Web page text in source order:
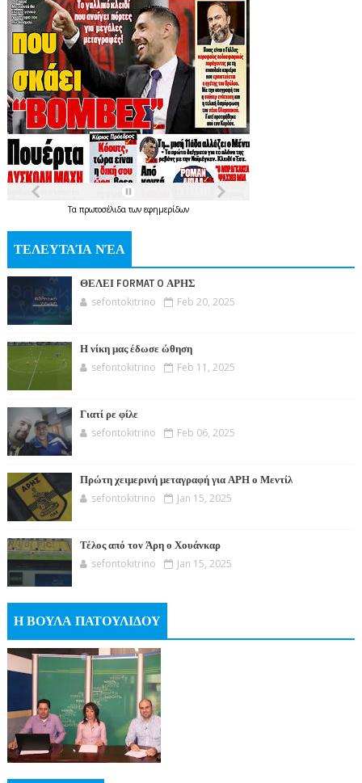
Τα πρωτοσέλιδατων εφημερίδων
ΤΕΛΕΥΤΑΊΑ ΝΈΑ
ΘΕΛΕΙ FORMAT O ΑΡΗΣ
sefontokitrino Feb 20, 2025
Η νίκη μας έδωσε ώθηση
sefontokitrino Feb 11, 2025
Γιατί ρε φίλε
sefontokitrino Feb 06, 2025
Πρώτη χειμερινή μεταγραφή για ΑΡΗ ο Μεντίλ
sefontokitrino Jan 15, 2025
Τέλος από τον Άρη ο Χουάνκαρ
sefontokitrino Jan 15, 2025
Η ΒΟΥΛΑ ΠΑΤΟΥΛΙΔΟΥ